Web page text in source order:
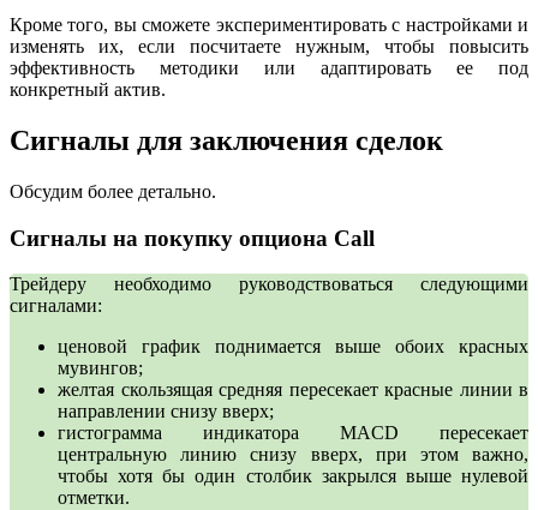
Кроме того, вы сможете экспериментировать с настройками и
изменять их, если посчитаете нужным, чтобы повысить
эффективность методики или адаптировать ее под
конкретный актив.
Сигналы для заключения сделок
Обсудим более детально.
Сигналы на покупку опциона Call
Трейдеру необходимо руководствоваться следующими
сигналами:
ценовой график поднимается выше обоих красных
мувингов;
желтая скользящая средняя пересекает красные линии в
направлении снизу вверх;
гистограмма индикатора MACD пересекает
центральную линию снизу вверх, при этом важно,
чтобы хотя бы один столбик закрылся выше нулевой
отметки.